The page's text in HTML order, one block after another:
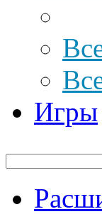
Игры